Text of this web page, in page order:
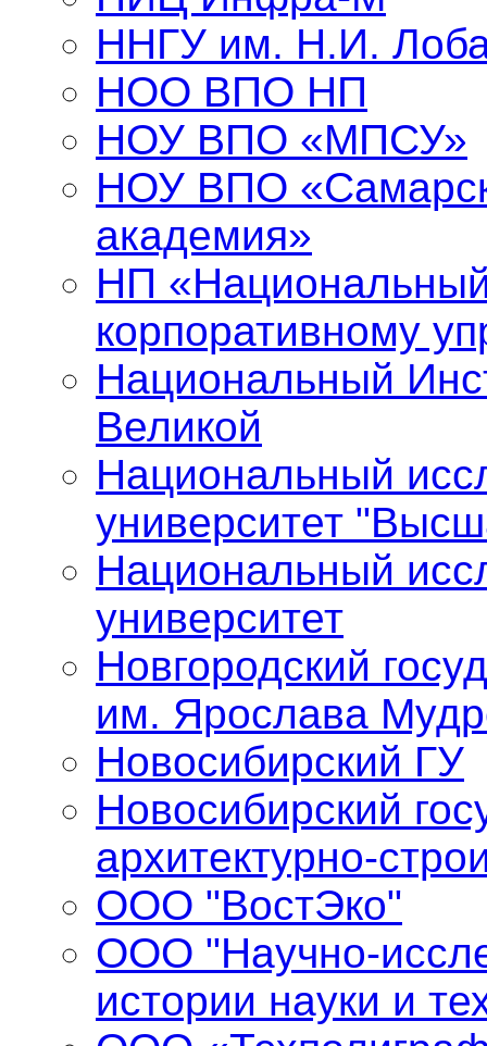
ННГУ им. Н.И.
НОО ВПО НП
НОУ ВПО «МПСУ»
НОУ ВПО
академия»
НП
корпоративному
Национальный
Великой
Национальный
университет
Национальный
университет
Новгородский
им. Ярослава
Новосибирский ГУ
Новосибирский
архитектурно-
ООО "ВостЭко"
ООО "Научно-
истории науки и